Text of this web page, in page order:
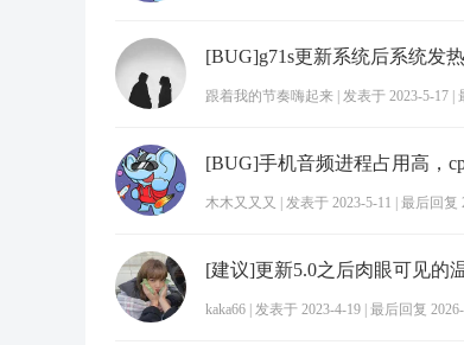
跟着我的节奏嗨起来 发表于 2023-5-17
[BUG]手机音频进程占用高，
木木又又又 发表于 2023-5-11 最后回复
kaka66 发表于 2023-4-19 最后回复